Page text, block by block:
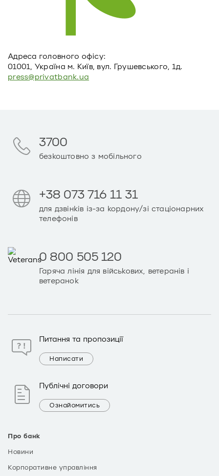
Адреса головного офiсу:
01001, Україна м. Київ, вул. Грушевського, 1д.
press@privatbank.ua
Про банк
Новини
Корпоративне управління
3700
безкоштовно з мобільного
+38 073 716 11 31
для дзвінків із-за кордону/зі стаціонарних
телефонів
0 800 505 120
Гаряча лінія для військових, ветеранів і
ветеранок
Питання та пропозиції
Написати
Публічні договори
Ознайомитись